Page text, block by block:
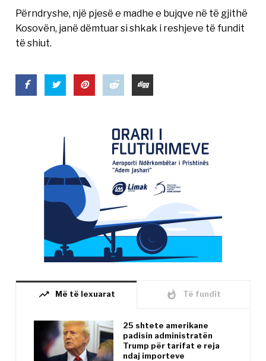
Përndryshe, një pjesë e madhe e bujqve në të gjithë
Kosovën, janë dëmtuar si shkak i reshjeve të fundit
të shiut.
trending_up Më të lexuarat whatshot Të fundit
25 shtete amerikane
padisin administratën
Trump për tarifat e reja
ndaj importeve